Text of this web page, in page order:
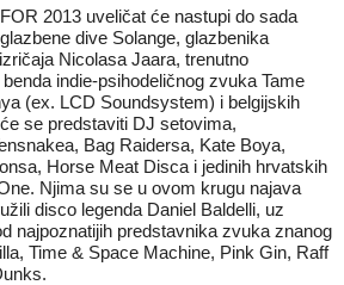
2013 uveličat će nastupi do sada
dive Solange, glazbenika
Nicolasa Jaara, trenutno
indie-psihodeličnog zvuka Tame
(ex. LCD Soundsystem) i belgijskih
se predstaviti DJ setovima,
Bag Raidersa, Kate Boya,
Horse Meat Disca i jedinih hrvatskih
Njima su se u ovom krugu najava
disco legenda Daniel Baldelli, uz
najpoznatijih predstavnika zvuka znanog
Time & Space Machine, Pink Gin, Raff